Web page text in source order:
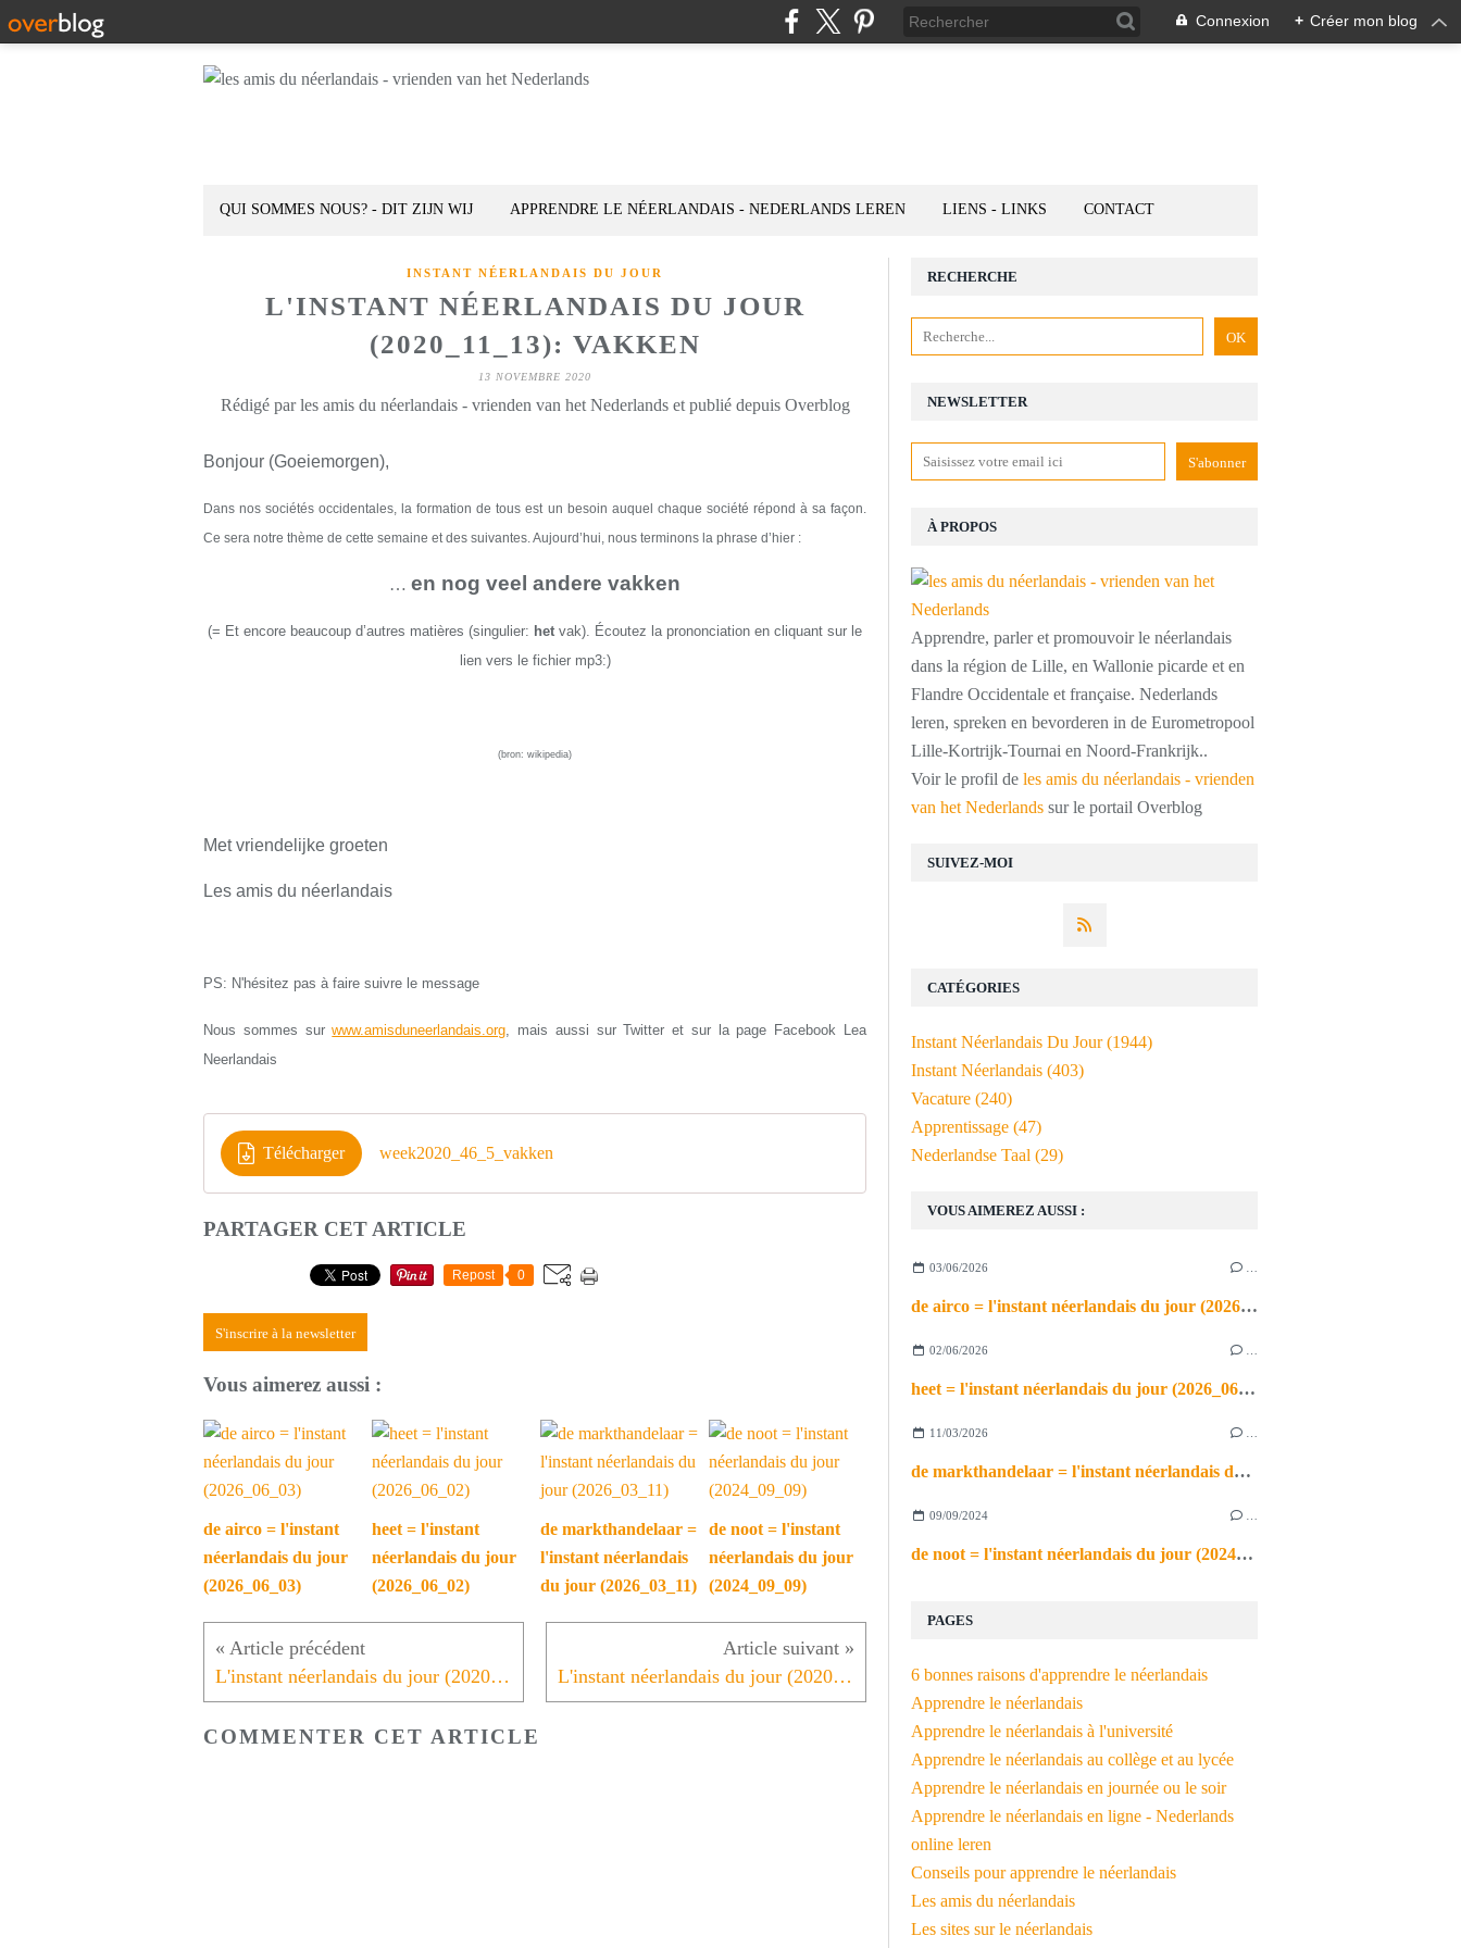
Connexion + Créer mon blog
QUI SOMMES NOUS? - DIT ZIJN WIJ APPRENDRE LE NÉERLANDAIS - NEDERLANDS LEREN LIENS - LINKS CONTACT
INSTANT NÉERLANDAIS DU JOUR
L'INSTANT NÉERLANDAIS DU JOUR
(2020_11_13): VAKKEN
13 NOVEMBRE 2020
Rédigé par les amis du néerlandais - vrienden van het Nederlands et publié depuis Overblog
Bonjour (Goeiemorgen),
Dans nos sociétés occidentales, la formation de tous est un besoin auquel chaque société répond à sa façon.
Ce sera notre thème de cette semaine et des suivantes.Aujourd’hui, nous terminons la phrase d’hier :
… en nog veel andere vakken
(= Et encore beaucoup d’autres matières (singulier: het vak). Écoutez la prononciation en cliquant sur e
lien vers le fichier mp3:)
(bron: wikipedia)
Met vriendelijke groeten
Les amis du néerlandais
PS: N'hésitez pas à faire suivre le message
Nous sommes surwww.amisduneerlandais.org, mais aussi sur Twitter et sur la page Facebook Lea
Neerlandais
Télécharger week2020_46_5_vakken
PARTAGER CET ARTICLE
Repost 0
S'inscrire à la newsletter
Vous aimerez aussi :
de airco = l'instant
néerlandais du jour
(2026_06_03)
heet = l'instant
néerlandais du jour
(2026_06_02)
de markthandelaar =
l'instant néerlandais
du jour (2026_03_11)
de noot = l'instant
néerlandais du jour
(2024_09_09)
L'instant néerlandais du jour (2020_11_12): lezen, schrijven, rekenen L'instant néerlandais du jour (2020_11_16): de groep
COMMENTER CET ARTICLE
NEWSLETTER
SUIVEZ-MOI
RECHERCHE
À PROPOS
Apprendre, parler et promouvoir le néerlandais
dans la région de Lille, en Wallonie picarde et en
Flandre Occidentale et française. Nederlands
leren, spreken en bevorderen in de Eurometropool
Lille-Kortrijk-Tournai en Noord-Frankrijk..
Voir le profil de les amis du néerlandais - vrienden
van het Nederlands sur le portail Overblog
VOUS AIMEREZ AUSSI :
03/06/2026
de airco = l'instant néerlandais du jour (2026_06_03)
02/06/2026
heet = l'instant néerlandais du jour (2026_06_02)
11/03/2026
de markthandelaar = l'instant néerlandais du jour (2026_03_11)
09/09/2024
de noot = l'instant néerlandais du jour (2024_09_09)
PAGES
6 bonnes raisons d'apprendre le néerlandais
Apprendre le néerlandais
Apprendre le néerlandais à l'université
Apprendre le néerlandais au collège et au lycée
Apprendre le néerlandais en journée ou le soir
Apprendre le néerlandais en ligne - Nederlands
online leren
Conseils pour apprendre le néerlandais
Les amis du néerlandais
Les sites sur le néerlandais
CATÉGORIES
Instant Néerlandais Du Jour(1944)
Instant Néerlandais (403)
Vacature (240)
Apprentissage (47)
Nederlandse Taal (29)